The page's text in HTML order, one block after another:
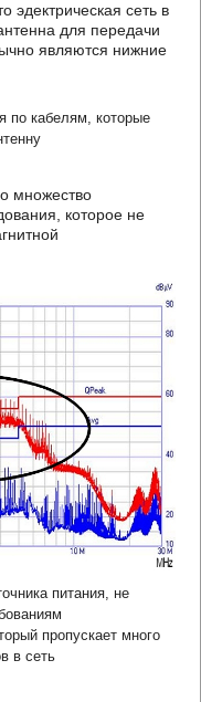
сеть в
для передачи
являются нижние
по кабелям, которые
множество
которое не
питания, не
пропускает много
в сеть